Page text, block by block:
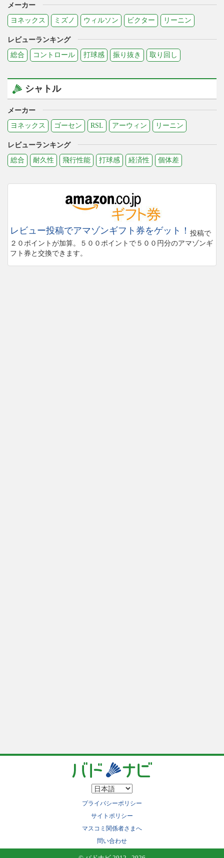
メーカー
ヨネックス
ミズノ ウィルソン ビクター リーニン
レビューランキング
総合
コントロール 打球感 振り抜き 取り回し
シャトル
メーカー
ヨネックス
ゴーセン RSL アーウィン リーニン
レビューランキング
総合
耐久性 飛行性能 打球感 経済性 個体差
レビュー投稿でアマゾンギフト券をゲット！ 投稿で
２０ポイントが加算。５００ポイントで５００円分のアマゾンギ
フト券と交換できます。
プライバシーポリシー
サイトポリシー
マスコミ関係者さまへ
問い合わせ